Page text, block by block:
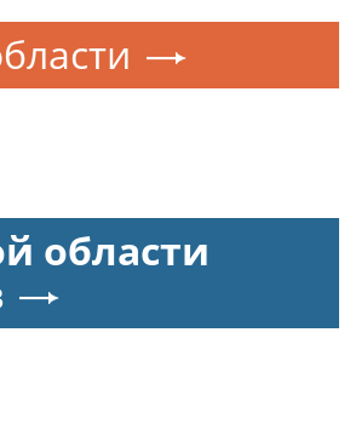
области